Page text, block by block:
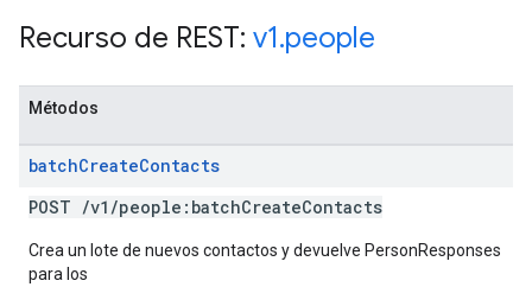
Recurso de REST: v1.people
Métodos
batchCreateContacts
POST /v1 /people:batchCreateContacts
Crea un lote de nuevos contactos y devuelve PersonResponses
para los